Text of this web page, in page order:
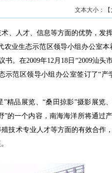
文本大小：【
、人才、信息等方面的优势，发
业生态示范区领导小组办公室本
。在2009年12月18日“2009汕头
范区领导小组办公室签订了“产
精品展览、“桑田掠影”摄影展览
”的一个内容，南海海洋所将通过
技术专业人才等方面的有效合作